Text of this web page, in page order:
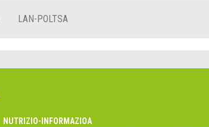
LAN-POLTSA
NUTRIZIO-INFORMAZIOA